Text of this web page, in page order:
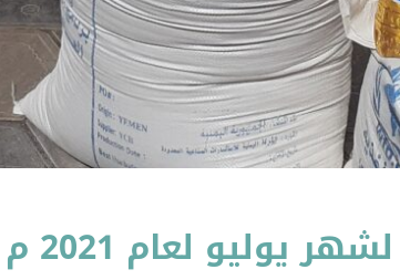
يوليو لعام 2021 م